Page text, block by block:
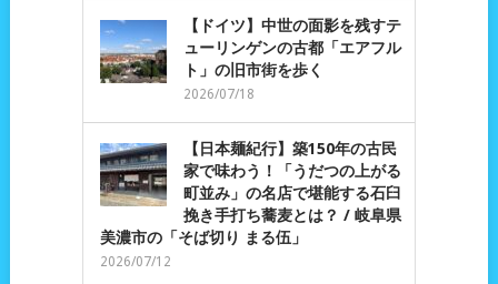
【ドイツ】中世の面影を残すテ
ューリンゲンの古都「エアフル
ト」の旧市街を歩く
2026/07/18
【日本麺紀行】築150年の古民
家で味わう！「うだつの上がる
町並み」の名店で堪能する石臼
挽き手打ち蕎麦とは？ / 岐阜県
美濃市の「そば切り まる伍」
2026/07/12